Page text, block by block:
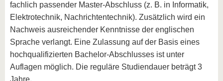
fachlich passender Master-Abschluss (z. B. in Informatik,
Elektrotechnik, Nachrichtentechnik). Zusätzlich wird ein
Nachweis ausreichender Kenntnisse der englischen
Sprache verlangt. Eine Zulassung auf der Basis eines
hochqualifizierten Bachelor-Abschlusses ist unter
Auflagen möglich. Die reguläre Studiendauer beträgt 3
Jahre.